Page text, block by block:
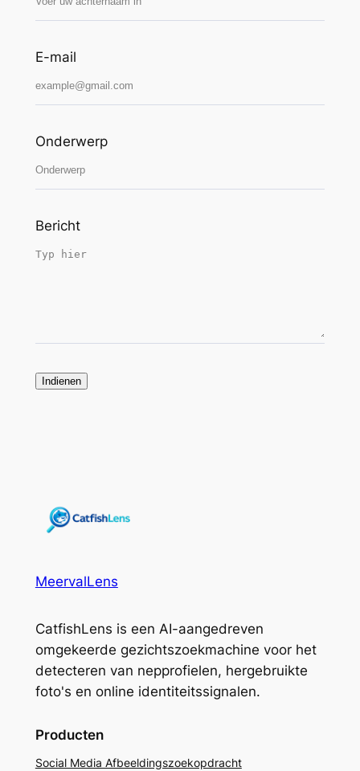
E-mail
Onderwerp
Bericht
Indienen
MeervalLens
CatfishLens is een AI-aangedreven
omgekeerde gezichtszoekmachine voor het
detecteren van nepprofielen, hergebruikte
foto's en online identiteitssignalen.
Producten
Social Media Afbeeldingszoekopdracht